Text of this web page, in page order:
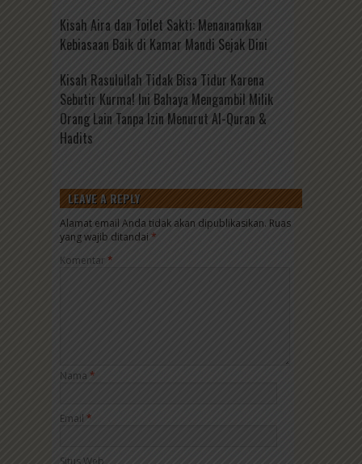
Kisah Aira dan Toilet Sakti: Menanamkan
Kebiasaan Baik di Kamar Mandi Sejak Dini
Kisah Rasulullah Tidak Bisa Tidur Karena
Sebutir Kurma! Ini Bahaya Mengambil Milik
Orang Lain Tanpa Izin Menurut Al-Quran &
Hadits
LEAVE A REPLY
Alamat email Anda tidak akan dipublikasikan. Ruas
yang wajib ditandai *
Komentar *
Nama *
Email *
Situs Web